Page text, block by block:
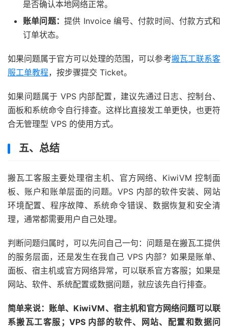
是否确认本地网络正常。
账单问题： 提供 Invoice 编号、付款时间、付款方式和
订单状态。
如果问题属于官方可以处理的范围，可以参考搬瓦工联系客
服工单教程，按步骤提交 Ticket。
如果问题属于 VPS 内部配置，建议先通过日志、控制台、
面板和系统命令自行排查。这样比直接发工单更快，也更符
合无管理型 VPS 的使用方式。
五、总结
搬瓦工客服主要处理宿主机、官方网络、KiwiVM 控制面
板、账户和账单层面的问题。VPS 内部的软件安装、网站
环境配置、程序故障、系统命令错误、数据恢复和安全清
理，通常都需要用户自己处理。
判断问题归属时，可以先问自己一句：问题是在搬瓦工提供
的服务层面，还是发生在我自己 VPS 内部？如果是账单、
面板、宿主机或官方网络异常，可以联系官方客服；如果是
网站、软件、系统配置或数据问题，就应该先自行排查。
简单来说：账单、KiwiVM、宿主机和官方网络问题可以联
系搬瓦工客服；VPS 内部的软件、网站、配置和数据问